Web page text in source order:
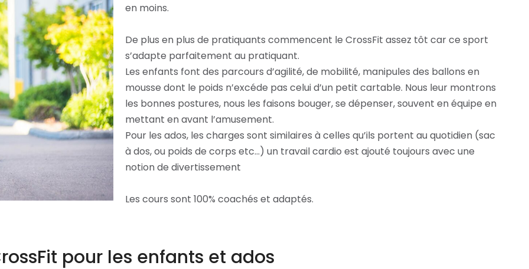
en moins.
De plus en plus de pratiquants commencent le CrossFit assez tôt car ce sport
s’adapte parfaitement au pratiquant.
Les enfants font des parcours d’agilité, de mobilité, manipules des ballons en
mousse dont le poids n’excéde pas celui d’un petit cartable. Nous leur montrons
les bonnes postures, nous les faisons bouger, se dépenser, souvent en équipe en
mettant en avant l’amusement.
Pour les ados, les charges sont similaires à celles qu’ils portent au quotidien (sac
à dos, ou poids de corps etc…) un travail cardio est ajouté toujours avec une
notion de divertissement
Les cours sont 100% coachés et adaptés.
pour les enfants et ados